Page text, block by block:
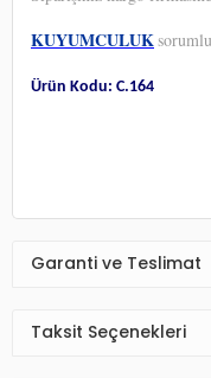
KUYUMCULUK
Ürün Kodu: C.164
Garanti ve Teslimat
Taksit Seçenekleri